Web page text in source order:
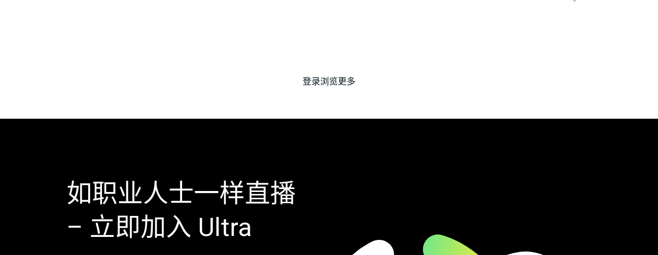
登录浏览更多
如职业人士一样直播
– 立即加入 Ultra